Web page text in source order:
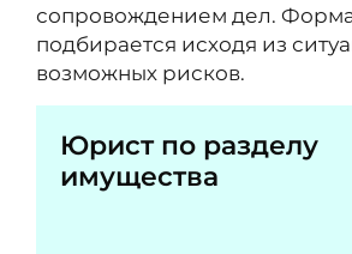
сопровождением дел.
подбирается исходя из
возможных рисков.
Юрист по разделу
имущества